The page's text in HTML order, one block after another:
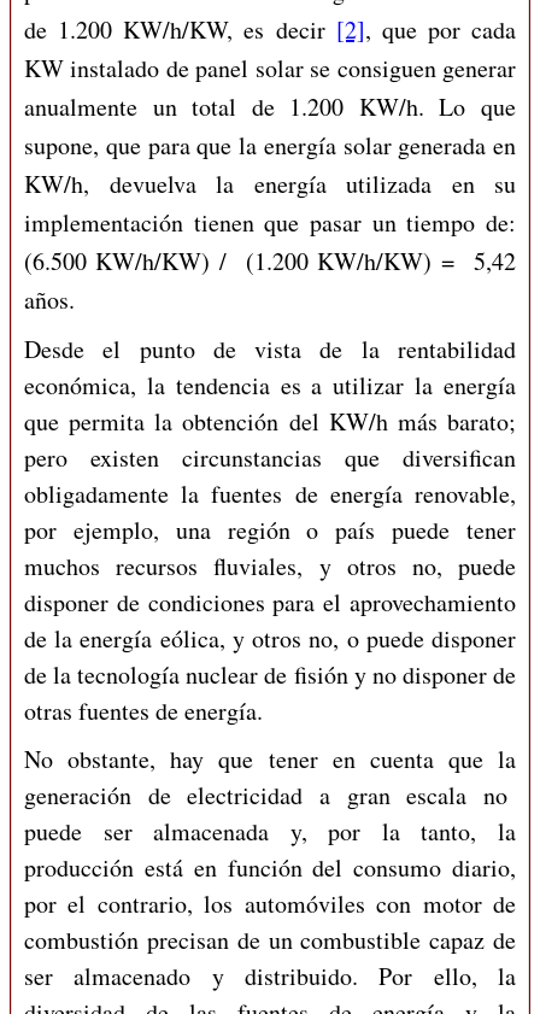
de 1.200 KW/h/KW, es decir [2], que por cada
KW instalado de panel solar se consiguen generar
anualmente un total de 1.200 KW/h. Lo que
supone, que para que la energía solar generada en
KW/h, devuelva la energía utilizada en su
implementación tienen que pasar un tiempo de:
(6.500 KW/h/KW) / (1.200 KW/h/KW) = 5,42
años.
Desde el punto de vista de la rentabilidad
económica, la tendencia es a utilizar la energía
que permita la obtención del KW/h más barato;
pero existen circunstancias que diversifican
obligadamente la fuentes de energía renovable,
por ejemplo, una región o país puede tener
muchos recursos fluviales, y otros no, puede
disponer de condiciones para el aprovechamiento
de la energía eólica, y otros no, o puede disponer
de la tecnología nuclear de fisión y no disponer de
otras fuentes de energía.
No obstante, hay que tener en cuenta que la
generación de electricidad a gran escala no
puede ser almacenada y, por la tanto, la
producción está en función del consumo diario,
por el contrario, los automóviles con motor de
combustión precisan de un combustible capaz de
ser almacenado y distribuido. Por ello, la